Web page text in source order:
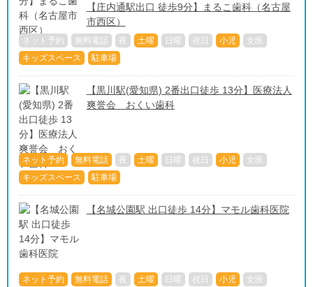
【庄内通駅出口 徒歩9分】まるこ歯科（名古屋
市西区）
ネット予約 無料電話 夜 土曜 日曜 祝日 小児
女医
キッズスペース
駐車場
【黒川駅(愛知県) 2番出口徒歩 13分】医療法人
爽誉会 おくい歯科
ネット予約 無料電話 夜 土曜 日曜 祝日 小児
女医
キッズスペース
駐車場
【名城公園駅 出口徒歩 14分】マモル歯科医院
ネット予約 無料電話 夜 土曜 日曜 祝日 小児
女医